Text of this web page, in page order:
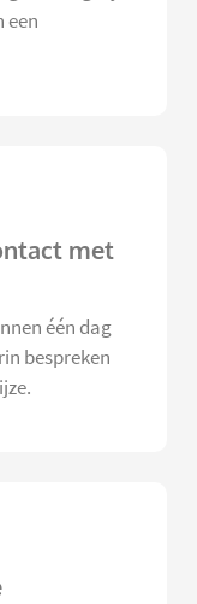
een
met
één dag
bespreken